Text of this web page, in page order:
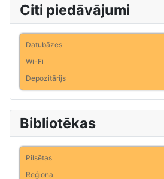
Citi piedāvājumi
Datubāzes
Wi-Fi
Depozitārijs
Bibliotēkas
Pilsētas
Reģiona